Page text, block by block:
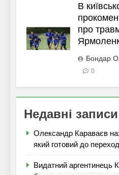
В
про
Бондар
0
Недавні записи
Олександр Караваєв
який готовий до
Видатний аргентинець